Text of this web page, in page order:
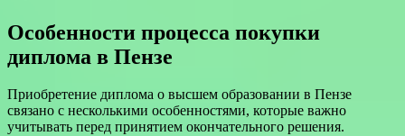
Особенности процесса покупки
диплома в Пензе
Приобретение диплома о высшем образовании в Пензе
связано с несколькими особенностями, которые важно
учитывать перед принятием окончательного решения.